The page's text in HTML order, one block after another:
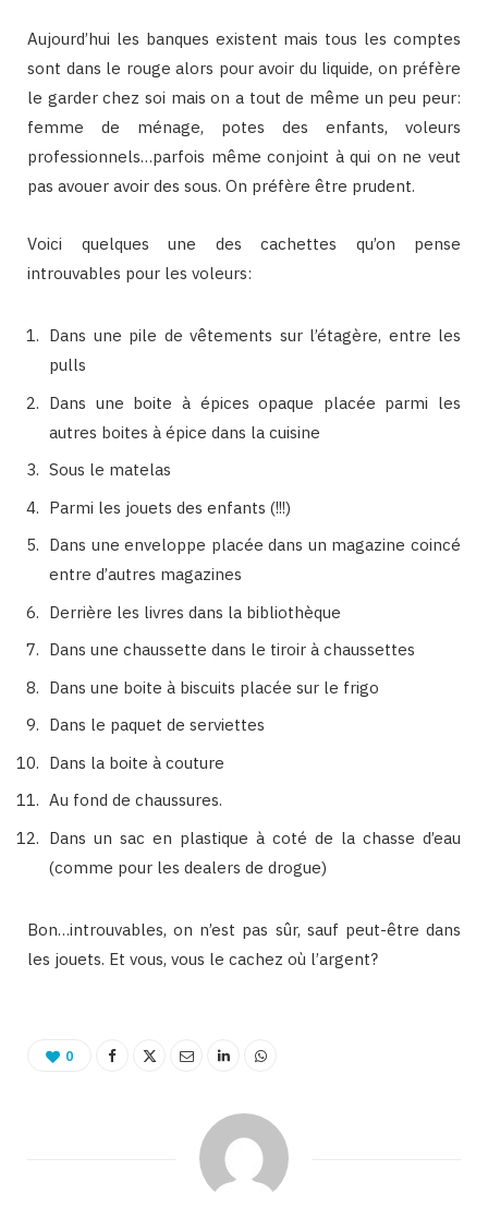
Aujourd’hui les banques existent mais tous les comptes
sont dans le rouge alors pour avoir du liquide, on préfère
le garder chez soi mais on a tout de même un peu peur:
femme de ménage, potes des enfants, voleurs
professionnels…parfois même conjoint à qui on ne veut
pas avouer avoir des sous. On préfère être prudent.
Voici quelques une des cachettes qu’on pense
introuvables pour les voleurs:
Dans une pile de vêtements sur l’étagère, entre les
pulls
Dans une boite à épices opaque placée parmi les
autres boites à épice dans la cuisine
Sous le matelas
Parmi les jouets des enfants (!!!)
Dans une enveloppe placée dans un magazine coincé
entre d’autres magazines
Derrière les livres dans la bibliothèque
Dans une chaussette dans le tiroir à chaussettes
Dans une boite à biscuits placée sur le frigo
Dans le paquet de serviettes
Dans la boite à couture
Au fond de chaussures.
Dans un sac en plastique à coté de la chasse d’eau
(comme pour les dealers de drogue)
Bon…introuvables, on n’est pas sûr, sauf peut-être dans
les jouets. Et vous, vous le cachez où l’argent?
0